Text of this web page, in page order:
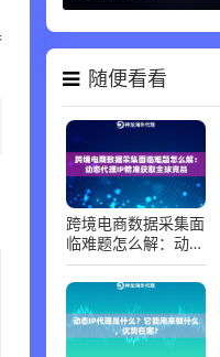
随便看看
跨境电商数据采集面
临难题怎么解：动态
代理IP精准获取全球
竞品